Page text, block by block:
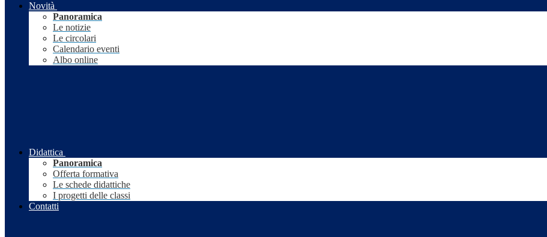
Novità
Panoramica
Le notizie
Le circolari
Calendario eventi
Albo online
Didattica
Panoramica
Offerta formativa
Le schede didattiche
I progetti delle classi
Contatti